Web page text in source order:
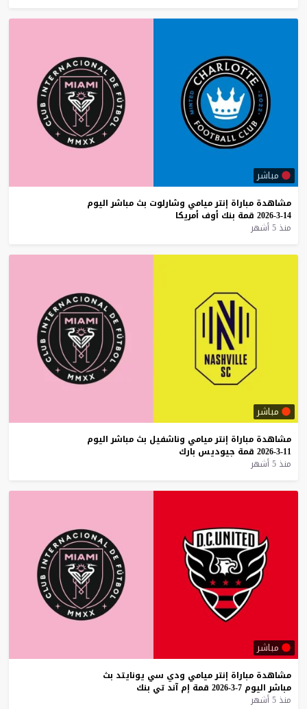
مباشر
مشاهدة مباراة إنترميامي وشارلوت بث مباشر اليوم
14-3-2026
قمة بنك أوف أمريكا
منذ 5 أشهر
مباشر
مشاهدة مباراة إنترميامي وناشفيل بث مباشر اليوم
11-3-2026
قمة جيوديس بارك
منذ 5 أشهر
مباشر
مشاهدة مباراة إنترميامي ودي سي يونايتد بث
مباشر اليوم 7-3-2026 قمة إم آند تي بنك
منذ 5 أشهر